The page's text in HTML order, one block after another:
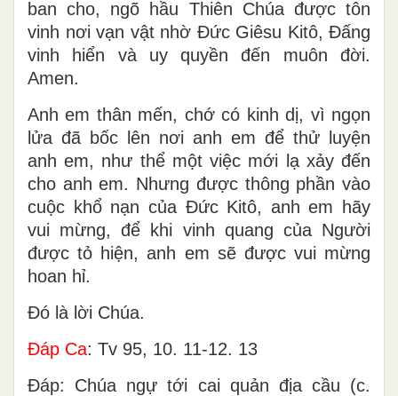
ban cho, ngõ hầu Thiên Chúa được tôn
vinh nơi vạn vật nhờ Ðức Giêsu Kitô, Ðấng
vinh hiển và uy quyền đến muôn đời.
Amen.
Anh em thân mến, chớ có kinh dị, vì ngọn
lửa đã bốc lên nơi anh em để thử luyện
anh em, như thể một việc mới lạ xảy đến
cho anh em. Nhưng được thông phần vào
cuộc khổ nạn của Ðức Kitô, anh em hãy
vui mừng, để khi vinh quang của Người
được tỏ hiện, anh em sẽ được vui mừng
hoan hỉ.
Ðó là lời Chúa.
Ðáp Ca: Tv 95, 10. 11-12. 13
Ðáp: Chúa ngự tới cai quản địa cầu (c.